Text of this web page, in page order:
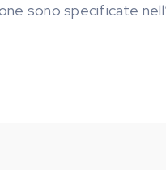
sono specificate